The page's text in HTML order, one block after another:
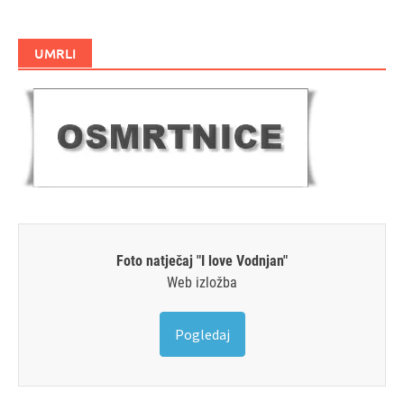
UMRLI
Foto natječaj "I love Vodnjan"
Web izložba
Pogledaj